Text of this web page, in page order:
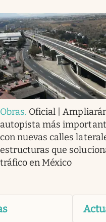
Obras. Oficial |
autopista más
con nuevas calles
estructuras que
tráfico en México